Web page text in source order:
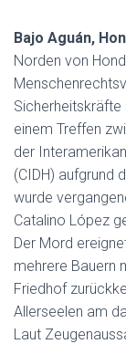
Bajo Aguán,
Norden von
Sicherheitskräfte
einem Treffen
der
(CIDH) aufgrund
wurde
Catalino López
Der Mord
mehrere Bauern
Friedhof
Allerseelen am
Laut